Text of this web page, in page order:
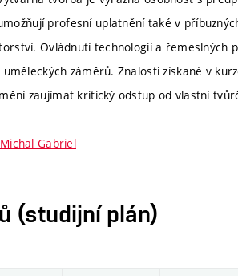
profesní uplatnění také v
Ovládnutí technologií a řemeslných
záměrů. Znalosti získané v
zaujímat kritický odstup od vlastní
Gabriel
(studijní plán)